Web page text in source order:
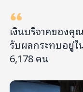
เงินบริจาคของคุ
รับผลกระทบอยู่ใ
6,178 คน